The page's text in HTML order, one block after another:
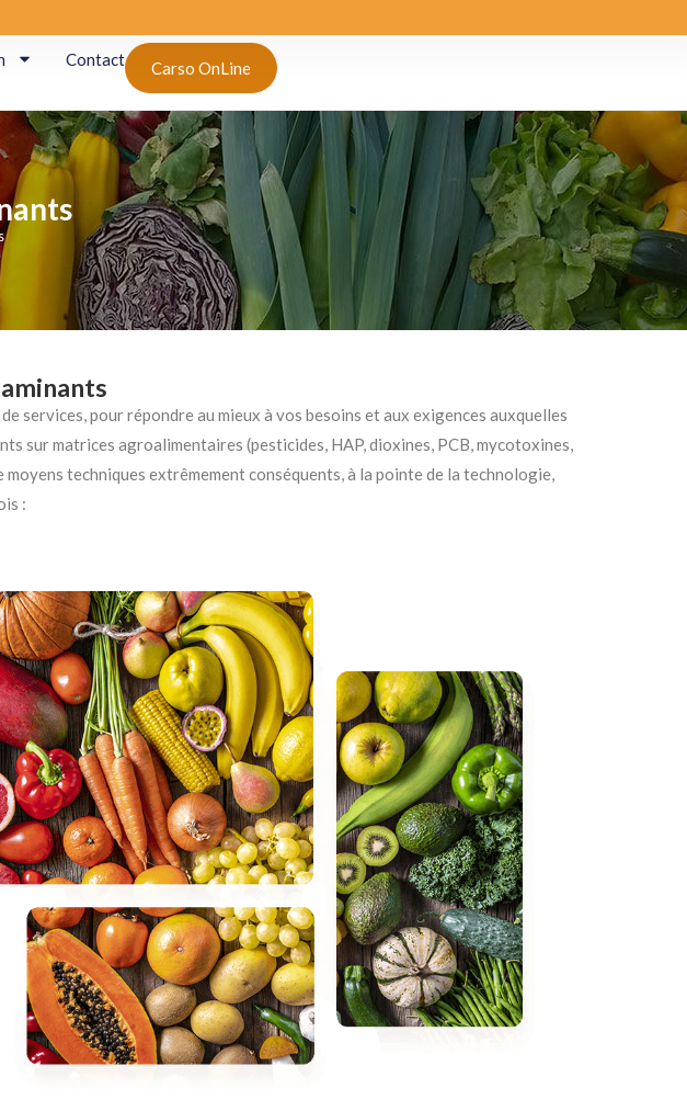
Contact Carso OnLine
services, pour répondre au mieux à vos besoins et aux exigences auxquelles
sur matrices agroalimentaires (pesticides, HAP, dioxines, PCB, mycotoxines,
techniques extrêmement conséquents, à la pointe de la technologie,
: